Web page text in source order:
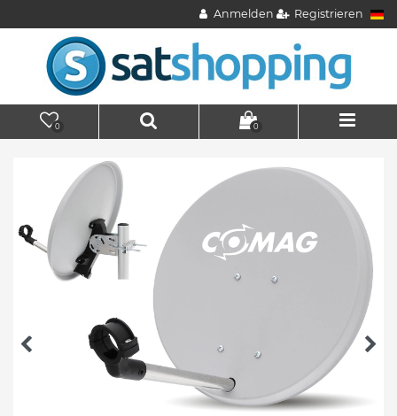
Anmelden Registrieren
0 0